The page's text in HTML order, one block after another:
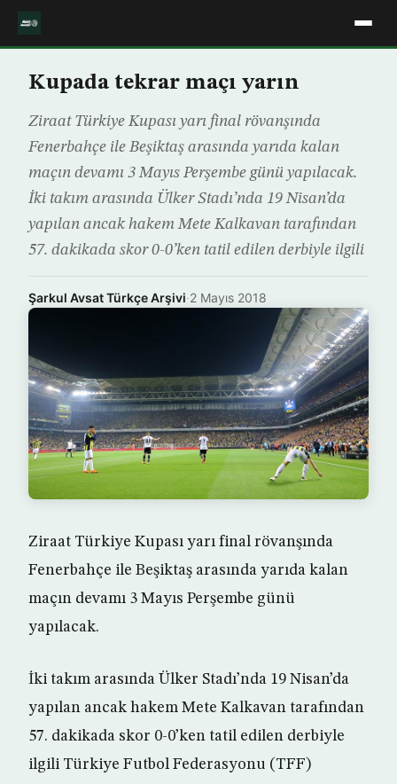
Kupada tekrar maçı yarın
Ziraat Türkiye Kupası yarı final rövanşında
Fenerbahçe ile Beşiktaş arasında yarıda kalan
maçın devamı 3 Mayıs Perşembe günü yapılacak.
İki takım arasında Ülker Stadı’nda 19 Nisan’da
yapılan ancak hakem Mete Kalkavan tarafından
57. dakikada skor 0-0’ken tatil edilen derbiyle ilgili
Şarkul Avsat Türkçe Arşivi·2 Mayıs 2018
Ziraat Türkiye Kupası yarı final rövanşında
Fenerbahçe ile Beşiktaş arasında yarıda kalan
maçın devamı 3 Mayıs Perşembe günü
yapılacak.
İki takım arasında Ülker Stadı’nda 19 Nisan’da
yapılan ancak hakem Mete Kalkavan tarafından
57. dakikada skor 0-0’ken tatil edilen derbiyle
ilgili Türkiye Futbol Federasyonu (TFF)